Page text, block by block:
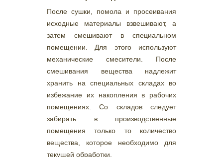
После сушки, помола и просеивания
исходные материалы взвешивают, а
затем смешивают в специальном
помещении. Для этого используют
механические смесители. После
смешивания вещества надлежит
хранить на специальных складах во
избежание их накопления в рабочих
помещениях. Со складов следует
забирать в производственные
помещения только то количество
вещества, которое необходимо для
текущей обработки.